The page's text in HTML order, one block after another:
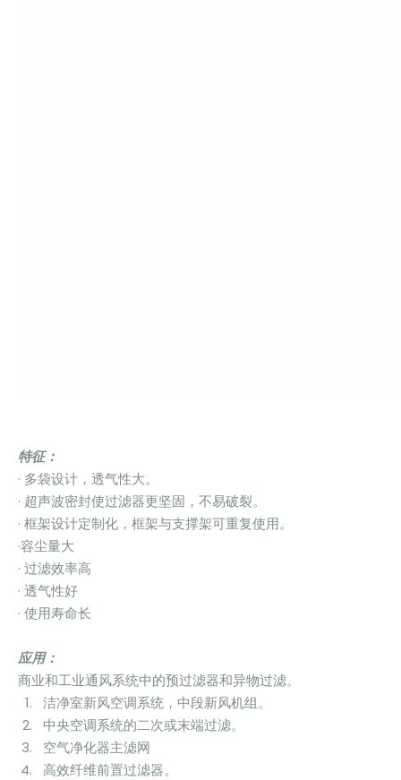
特征：
· 多袋设计，透气性大。
· 超声波密封使过滤器更坚固，不易破裂。
· 框架设计定制化，框架与支撑架可重复使用。
·容尘量大
· 过滤效率高
· 透气性好
· 使用寿命长
应用：
商业和工业通风系统中的预过滤器和异物过滤。
洁净室新风空调系统，中段新风机组。
中央空调系统的二次或末端过滤。
空气净化器主滤网
高效纤维前置过滤器。